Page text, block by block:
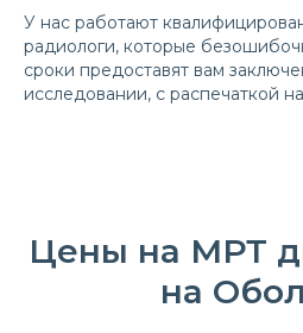
У нас работают
радиологи, которые
сроки предоставят вам
исследовании, с распечаткой
Цены на МРТ
на